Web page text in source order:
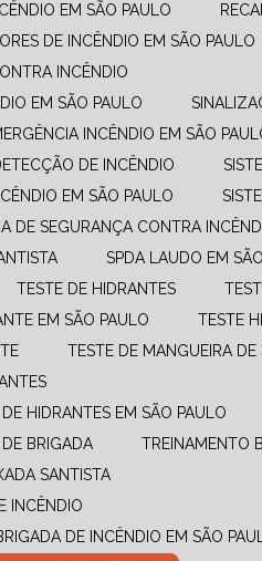
EM SÃO PAULO
DE INCÊNDIO EM SÃO PAULO
INCÊNDIO
EM SÃO PAULO
INCÊNDIO EM SÃO
DE INCÊNDIO
EM SÃO PAULO
DE SEGURANÇA CONTRA
SPDA LAUDO EM
TESTE DE HIDRANTES
EM SÃO PAULO
TESTE
TESTE DE MANGUEIRA
DE HIDRANTES EM SÃO PAULO
DE BRIGADA
TREINAMENTO
SANTISTA
INCÊNDIO
DE INCÊNDIO EM SÃO